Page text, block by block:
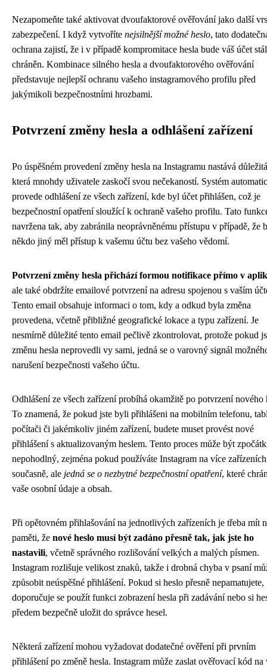
Nezapomeňte také aktivovat dvoufaktorové ověřování jako další
zabezpečení. I když vytvoříte nejsilnější možné heslo, tato
ochrana zajistí, že i v případě kompromitace hesla bude váš účet
chráněn. Kombinace silného hesla a dvoufaktorového ověřování
představuje nejlepší ochranu vašeho instagramového profilu před
jakýmikoli bezpečnostními hrozbami.
Potvrzení změny hesla a odhlášení zařízení
Po úspěšném provedení změny hesla na Instagramu nastává
která mnohdy uživatele zaskočí svou nečekaností. Systém
provede odhlášení ze všech zařízení, kde byl účet přihlášen, což je
bezpečnostní opatření sloužící k ochraně vašeho profilu. Tato
navržena tak, aby zabránila neoprávněnému přístupu v případě, že
někdo jiný měl přístup k vašemu účtu bez vašeho vědomí.
Potvrzení změny hesla přichází formou notifikace přímo v
ale také obdržíte emailové potvrzení na adresu spojenou s vaším
Tento email obsahuje informaci o tom, kdy a odkud byla změna
provedena, včetně přibližné geografické lokace a typu zařízení. Je
nesmírně důležité tento email pečlivě zkontrolovat, protože pokud
změnu hesla neprovedli vy sami, jedná se o varovný signál
narušení bezpečnosti vašeho účtu.
Odhlášení ze všech zařízení probíhá okamžitě po potvrzení nového
To znamená, že pokud jste byli přihlášeni na mobilním telefonu,
počítači či jakémkoliv jiném zařízení, budete muset provést nové
přihlášení s aktualizovaným heslem. Tento proces může být
nepohodlný, zejména pokud používáte Instagram na více zařízeních
současně, ale jedná se o nezbytné bezpečnostní opatření, které
vaše osobní údaje a obsah.
Při opětovném přihlašování na jednotlivých zařízeních je třeba mít
paměti, že nové heslo musí být zadáno přesně tak, jak jste ho
nastavili, včetně správného rozlišování velkých a malých písmen.
Instagram rozlišuje velikost znaků, takže i drobná chyba v psaní
způsobit neúspěšné přihlášení. Pokud si heslo přesně nepamatujete,
doporučuje se použít funkci zobrazení hesla při zadávání nebo si
předem bezpečně uložit do správce hesel.
Některá zařízení mohou vyžadovat dodatečné ověření při prvním
přihlášení po změně hesla. Instagram může zaslat ověřovací kód na